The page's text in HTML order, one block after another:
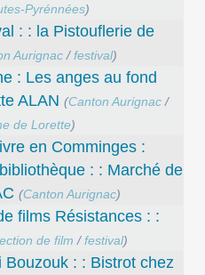
Pyrénnées)
: : la Pistouflerie de
Aurignac /festival)
: Les anges au fond
ALAN (Canton Aurignac /
de Lorette)
en Comminges :
: : Marché de
(Canton Aurignac)
films Résistances : :
de film /festival)
: : Bistrot chez